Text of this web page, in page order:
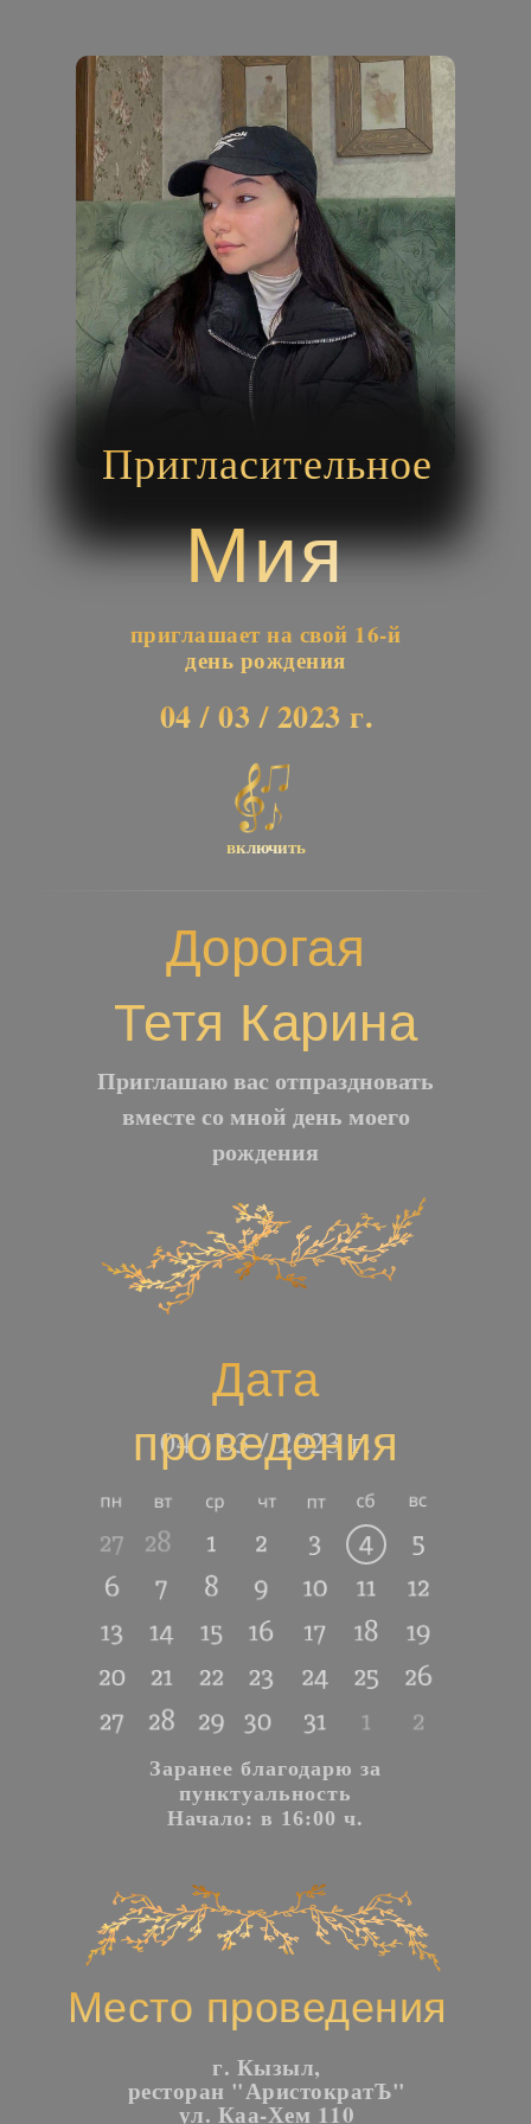
04 / 03 / 2023 г.
приглашает на свой 16-й
день рождения
Пригласительное
Мия
включить
Дорогая
Тетя Карина
Приглашаю вас отпраздновать
вместе со мной день моего
рождения
г. Кызыл,
ресторан "АристократЪ"
ул. Каа-Хем 110
04 / 03 / 2023 г.
Дата
проведения
Заранее благодарю за
пунктуальность
Начало: в 16:00 ч.
Место проведения